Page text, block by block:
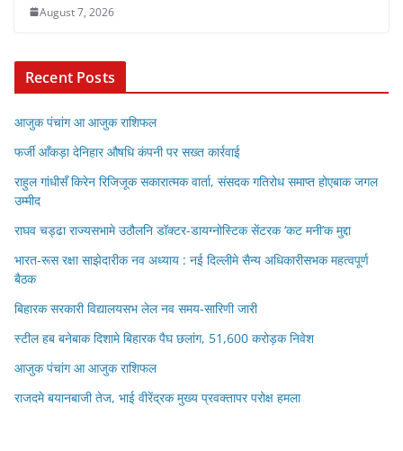
August 7, 2026
Recent Posts
आजुक पंचांग आ आजुक राशिफल
फर्जी आँकड़ा देनिहार औषधि कंपनी पर सख्त कार्रवाई
राहुल गांधीसँ किरेन रिजिजूक सकारात्मक वार्ता, संसदक गतिरोध समाप्त होएबाक जगल
उम्मीद
राघव चड्ढा राज्यसभामे उठौलनि डॉक्टर-डायग्नोस्टिक सेंटरक ‘कट मनी’क मुद्दा
भारत-रूस रक्षा साझेदारीक नव अध्याय : नई दिल्लीमे सैन्य अधिकारीसभक महत्वपूर्ण
बैठक
बिहारक सरकारी विद्यालयसभ लेल नव समय-सारिणी जारी
स्टील हब बनेबाक दिशामे बिहारक पैघ छलांग, 51,600 करोड़क निवेश
आजुक पंचांग आ आजुक राशिफल
राजदमे बयानबाजी तेज, भाई वीरेंद्रक मुख्य प्रवक्तापर परोक्ष हमला